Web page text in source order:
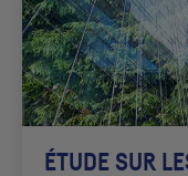
ÉTUDE SUR